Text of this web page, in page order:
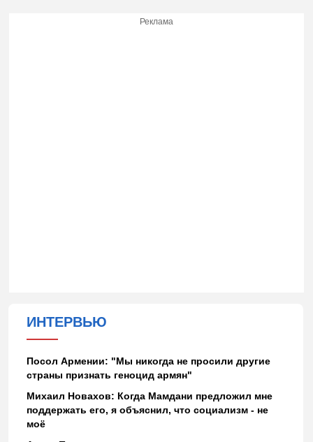
Реклама
ИНТЕРВЬЮ
Посол Армении: "Мы никогда не просили другие
страны признать геноцид армян"
Михаил Новахов: Когда Мамдани предложил мне
поддержать его, я объяснил, что социализм - не
моё